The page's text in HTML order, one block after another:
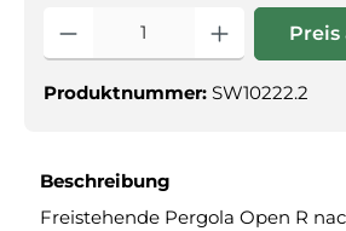
Produkt
Preis
Produktnummer: SW10222.2
Beschreibung
Freistehende Pergola Open R